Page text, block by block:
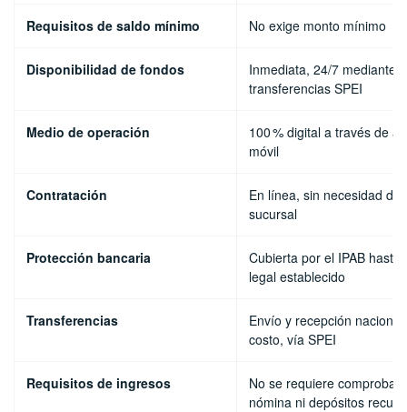
Requisitos de saldo mínimo No exige monto mínimo
Disponibilidad de fondos
Inmediata, 24/7 mediante
transferencias SPEI
Medio de operación
100 % digital a través de
móvil
Contratación
En línea, sin necesidad de
sucursal
Protección bancaria
Cubierta por el IPAB hasta
legal establecido
Transferencias
Envío y recepción nacional
costo, vía SPEI
Requisitos de ingresos
No se requiere
nómina ni depósitos